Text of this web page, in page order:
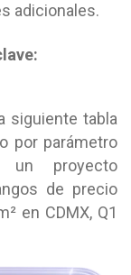
adicionales.
siguiente tabla
por parámetro
un proyecto
de precio
en CDMX, Q1